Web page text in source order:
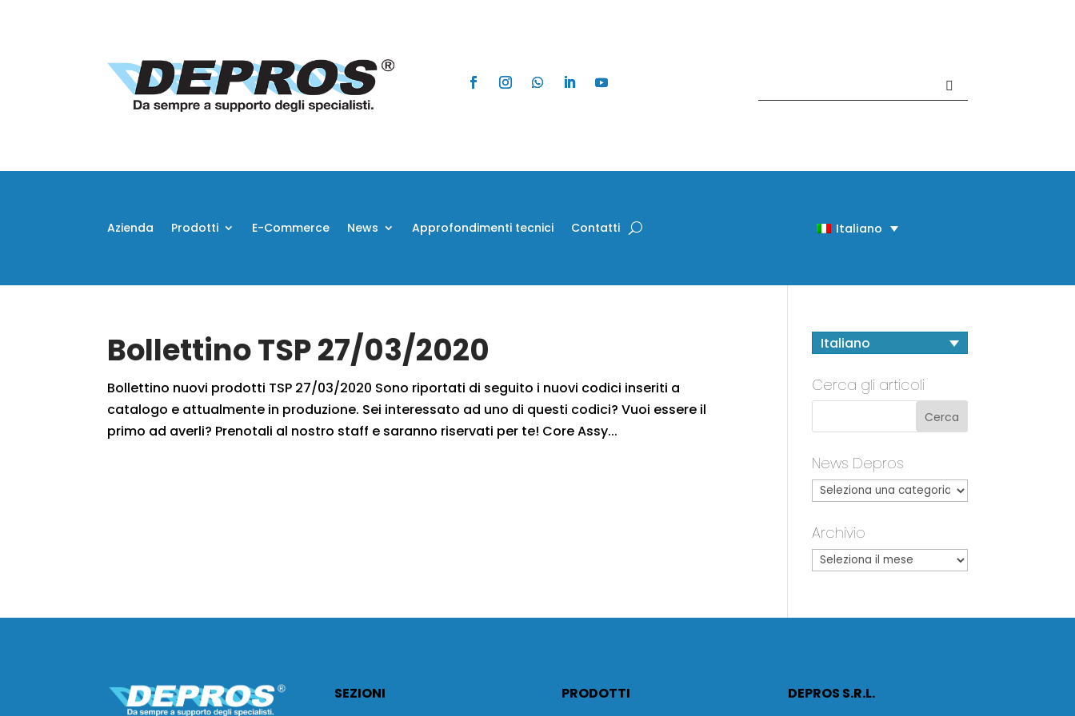
Azienda Prodotti E-Commerce News Approfondimenti tecnici Contatti Italiano
Bollettino TSP 27/03/2020
Bollettino nuovi prodotti TSP 27/03/2020 Sono riportati di seguito i nuovi codici inseriti a
catalogo e attualmente in produzione. Sei interessato ad uno di questi codici? Vuoi essere il
primo ad averli? Prenotali al nostro staff e saranno riservati per te! Core Assy...
Italiano
Cerca gli articoli
News Depros
Archivio
SEZIONI
PRODOTTI
DEPROS S.R.L.